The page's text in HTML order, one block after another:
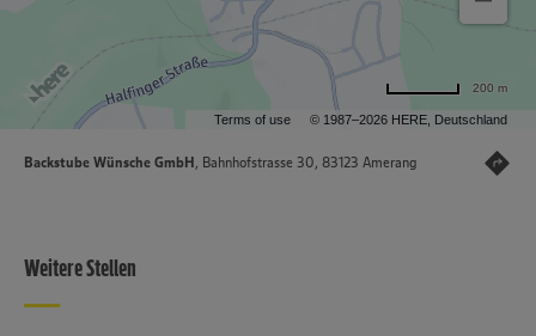
Terms of use © 1987–2026 HERE, Deutschland
200 m
Backstube Wünsche GmbH, Bahnhofstrasse 30, 83123 Amerang
Weitere Stellen